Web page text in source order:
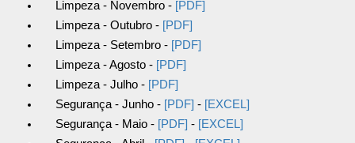
Limpeza - Novembro - [PDF]
Limpeza - Outubro - [PDF]
Limpeza - Setembro - [PDF]
Limpeza - Agosto - [PDF]
Limpeza - Julho - [PDF]
Segurança - Junho - [PDF] - [EXCEL]
Segurança - Maio - [PDF] - [EXCEL]